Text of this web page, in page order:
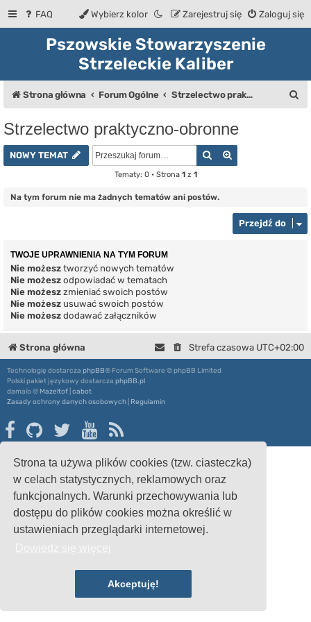
Strona ta używa plików cookies (tzw. ciasteczka)
w celach statystycznych, reklamowych oraz
funkcjonalnych. Warunki przechowywania lub
dostępu do plików cookies można określić w
ustawieniach przeglądarki internetowej.
Akceptuję!
FAQ Zaloguj się
Zarejestruj się
Wybierz kolor
Pszowskie Stowarzyszenie
Strzeleckie Kaliber
Strona główna Forum Ogólne Strzelectwo praktyczno-obronne
Strzelectwo praktyczno-obronne
NOWY TEMAT Szukaj
Tematy: 0 • Strona 1z 1
Na tym forum nie ma żadnych tematów ani postów.
Przejdź do
TWOJE UPRAWNIENIA NA TYM FORUM
Nie możesz tworzyć nowych tematów
Nie możesz odpowiadać w tematach
Nie możesz zmieniać swoich postów
Nie możesz usuwać swoich postów
Nie możesz dodawać załączników
Strona główna Strefa czasowa UTC+02:00
Technologię dostarcza phpBB® Forum Software © phpBB Limited
Polski pakiet językowy dostarcza phpBB.pl
damaïo © Mazeltof cabot
Zasady ochrony danych osobowych Regulamin